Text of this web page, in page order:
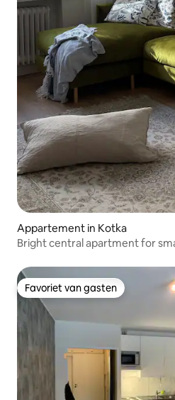
Appartement in Kotka
Bright central apartment for
Favoriet van gasten
Favoriet van gasten